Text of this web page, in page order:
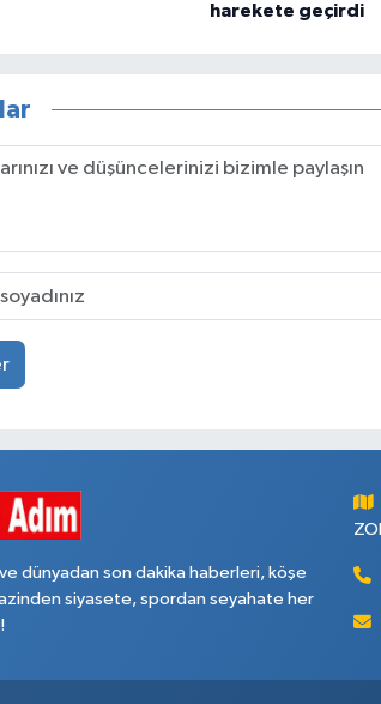
harekete geçirdi
dünyadan son dakika haberleri, köşe
siyasete, spordan seyahate her